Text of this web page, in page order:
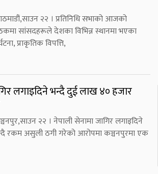
२२ । प्रतिनिधि सभाको आजको
सांसदहरूले देशका विभिन्न स्थानमा भएका
प्राकृतिक विपत्ति,
लगाइदिने भन्दै दुई लाख ४० हजार
२२ । नेपाली सेनामा जागिर लगाइदिने
रकम असुली ठगी गरेको आरोपमा कञ्चनपुरमा एक